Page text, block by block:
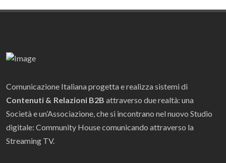
Comunicazione Italiana progetta e realizza sistemi di
Contenuti & Relazioni B2B attraverso due realtà: una
Società e un’Associazione, che si incontrano nel nuovo Studio
digitale: Community House comunicando attraverso la
Streaming TV.